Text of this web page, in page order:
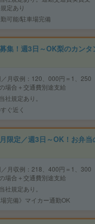
定あり
可能/駐車場完備
集！週3日～OK梨のカンタ
月収例：120、000円＝1、250
場合＋交通費別途支給
社規定あり。
ぐ近く
限定／週3日～OK！お弁当
月収例：218、400円＝1、300
場合＋交通費別途支給
社規定あり。
場完備》マイカー通勤OK